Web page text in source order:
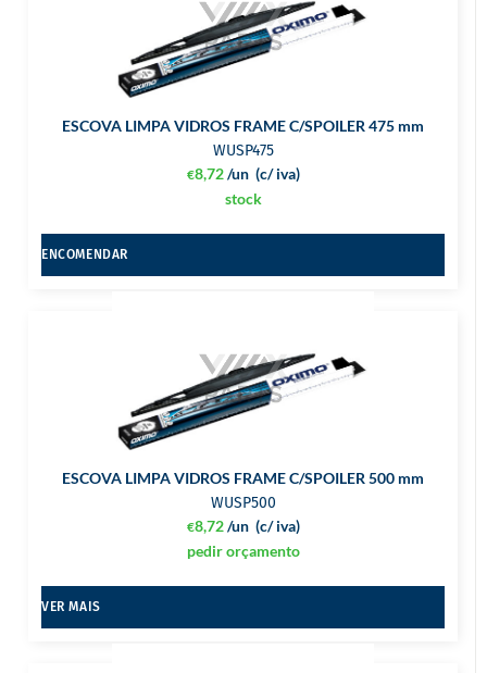
ESCOVA LIMPA VIDROS FRAME C/SPOILER 475 mm
WUSP475
€8,72 (c/ iva)
/un
stock
ENCOMENDAR
ESCOVA LIMPA VIDROS FRAME C/SPOILER 500 mm
WUSP500
€8,72 (c/ iva)
/un
pedir orçamento
VER MAIS